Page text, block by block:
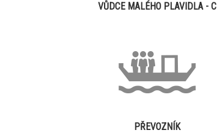
VŮDCE MALÉHO PLAVIDLA - C
PŘEVOZNÍK